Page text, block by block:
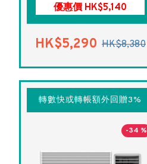
優惠價 HK$5,140
HK$5,290 HK$8,380
轉數快或轉帳額外回贈3%
-34 %